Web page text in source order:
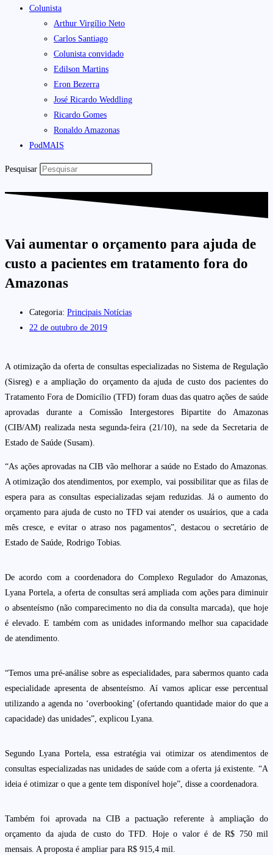
Colunista
Arthur Virgílio Neto
Carlos Santiago
Colunista convidado
Edilson Martins
Eron Bezerra
José Ricardo Weddling
Ricardo Gomes
Ronaldo Amazonas
PodMAIS
Pesquisar
Vai aumentar o orçamento para ajuda de
custo a pacientes em tratamento fora do
Amazonas
Categoria: Principais Notícias
22 de outubro de 2019
A otimização da oferta de consultas especializadas no Sistema de Regulação
(Sisreg) e a ampliação do orçamento da ajuda de custo dos pacientes do
Tratamento Fora de Domicílio (TFD) foram duas das quatro ações de saúde
aprovadas durante a Comissão Intergestores Bipartite do Amazonas
(CIB/AM) realizada nesta segunda-feira (21/10), na sede da Secretaria de
Estado de Saúde (Susam).
“As ações aprovadas na CIB vão melhorar a saúde no Estado do Amazonas.
A otimização dos atendimentos, por exemplo, vai possibilitar que as filas de
espera para as consultas especializadas sejam reduzidas. Já o aumento do
orçamento para ajuda de custo no TFD vai atender os usuários, que a cada
mês cresce, e evitar o atraso nos pagamentos”, destacou o secretário de
Estado de Saúde, Rodrigo Tobias.
De acordo com a coordenadora do Complexo Regulador do Amazonas,
Lyana Portela, a oferta de consultas será ampliada com ações para diminuir
o absenteísmo (não comparecimento no dia da consulta marcada), que hoje
é elevado. E também com as unidades informando melhor sua capacidade
de atendimento.
“Temos uma pré-análise sobre as especialidades, para sabermos quanto cada
especialidade apresenta de absenteísmo. Aí vamos aplicar esse percentual
utilizando a agenda no ‘overbooking’ (ofertando quantidade maior do que a
capacidade) das unidades”, explicou Lyana.
Segundo Lyana Portela, essa estratégia vai otimizar os atendimentos de
consultas especializadas nas unidades de saúde com a oferta já existente. “A
ideia é otimizar o que a gente tem disponível hoje”, disse a coordenadora.
Também foi aprovada na CIB a pactuação referente à ampliação do
orçamento da ajuda de custo do TFD. Hoje o valor é de R$ 750 mil
mensais. A proposta é ampliar para R$ 915,4 mil.